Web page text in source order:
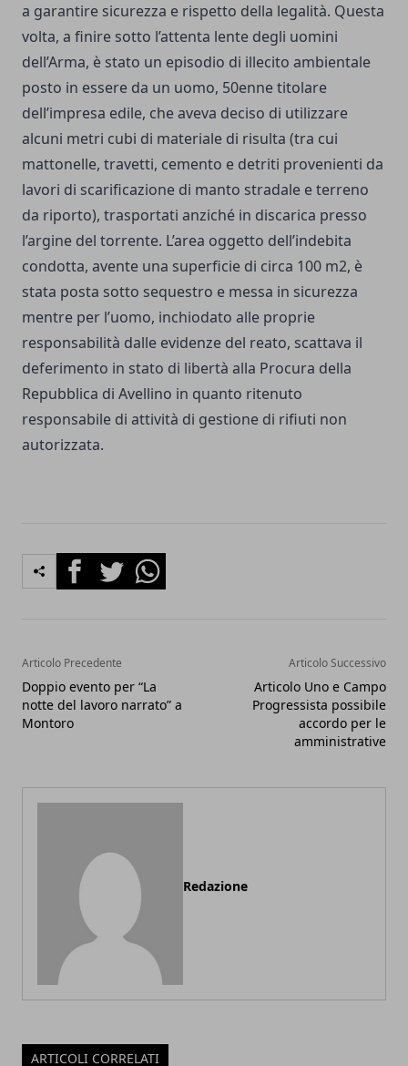
a garantire sicurezza e rispetto della legalità. Questa
volta, a finire sotto l’attenta lente degli uomini
dell’Arma, è stato un episodio di illecito ambientale
posto in essere da un uomo, 50enne titolare
dell’impresa edile, che aveva deciso di utilizzare
alcuni metri cubi di materiale di risulta (tra cui
mattonelle, travetti, cemento e detriti provenienti da
lavori di scarificazione di manto stradale e terreno
da riporto), trasportati anziché in discarica presso
l’argine del torrente. L’area oggetto dell’indebita
condotta, avente una superficie di circa 100 m2, è
stata posta sotto sequestro e messa in sicurezza
mentre per l’uomo, inchiodato alle proprie
responsabilità dalle evidenze del reato, scattava il
deferimento in stato di libertà alla Procura della
Repubblica di Avellino in quanto ritenuto
responsabile di attività di gestione di rifiuti non
autorizzata.
FacebookTwitterWhatsapp
Articolo Precedente
Doppio evento per “La
notte del lavoro narrato” a
Montoro
Articolo Successivo
Articolo Uno e Campo
Progressista possibile
accordo per le
amministrative
Redazione
ARTICOLI CORRELATI